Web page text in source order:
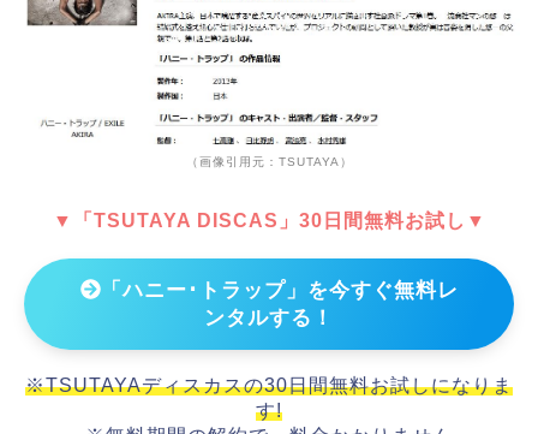
（画像引用元：TSUTAYA）
▼「TSUTAYA DISCAS」30日間無料お試し▼
「ハニー･トラップ」を今すぐ無料レ
ンタルする！
※TSUTAYAディスカスの30日間無料お試しになりま
す!